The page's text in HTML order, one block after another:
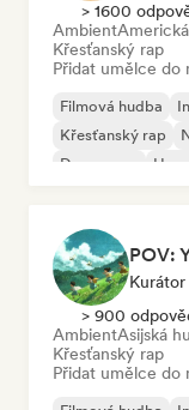
> 1600
Ambient
Křesťanský rap
Přidat umělce do
Filmová hudba
Křesťanský rap
Dream pop
Kurátor
> 900
AmbientAsijská
Křesťanský rap
Přidat umělce do